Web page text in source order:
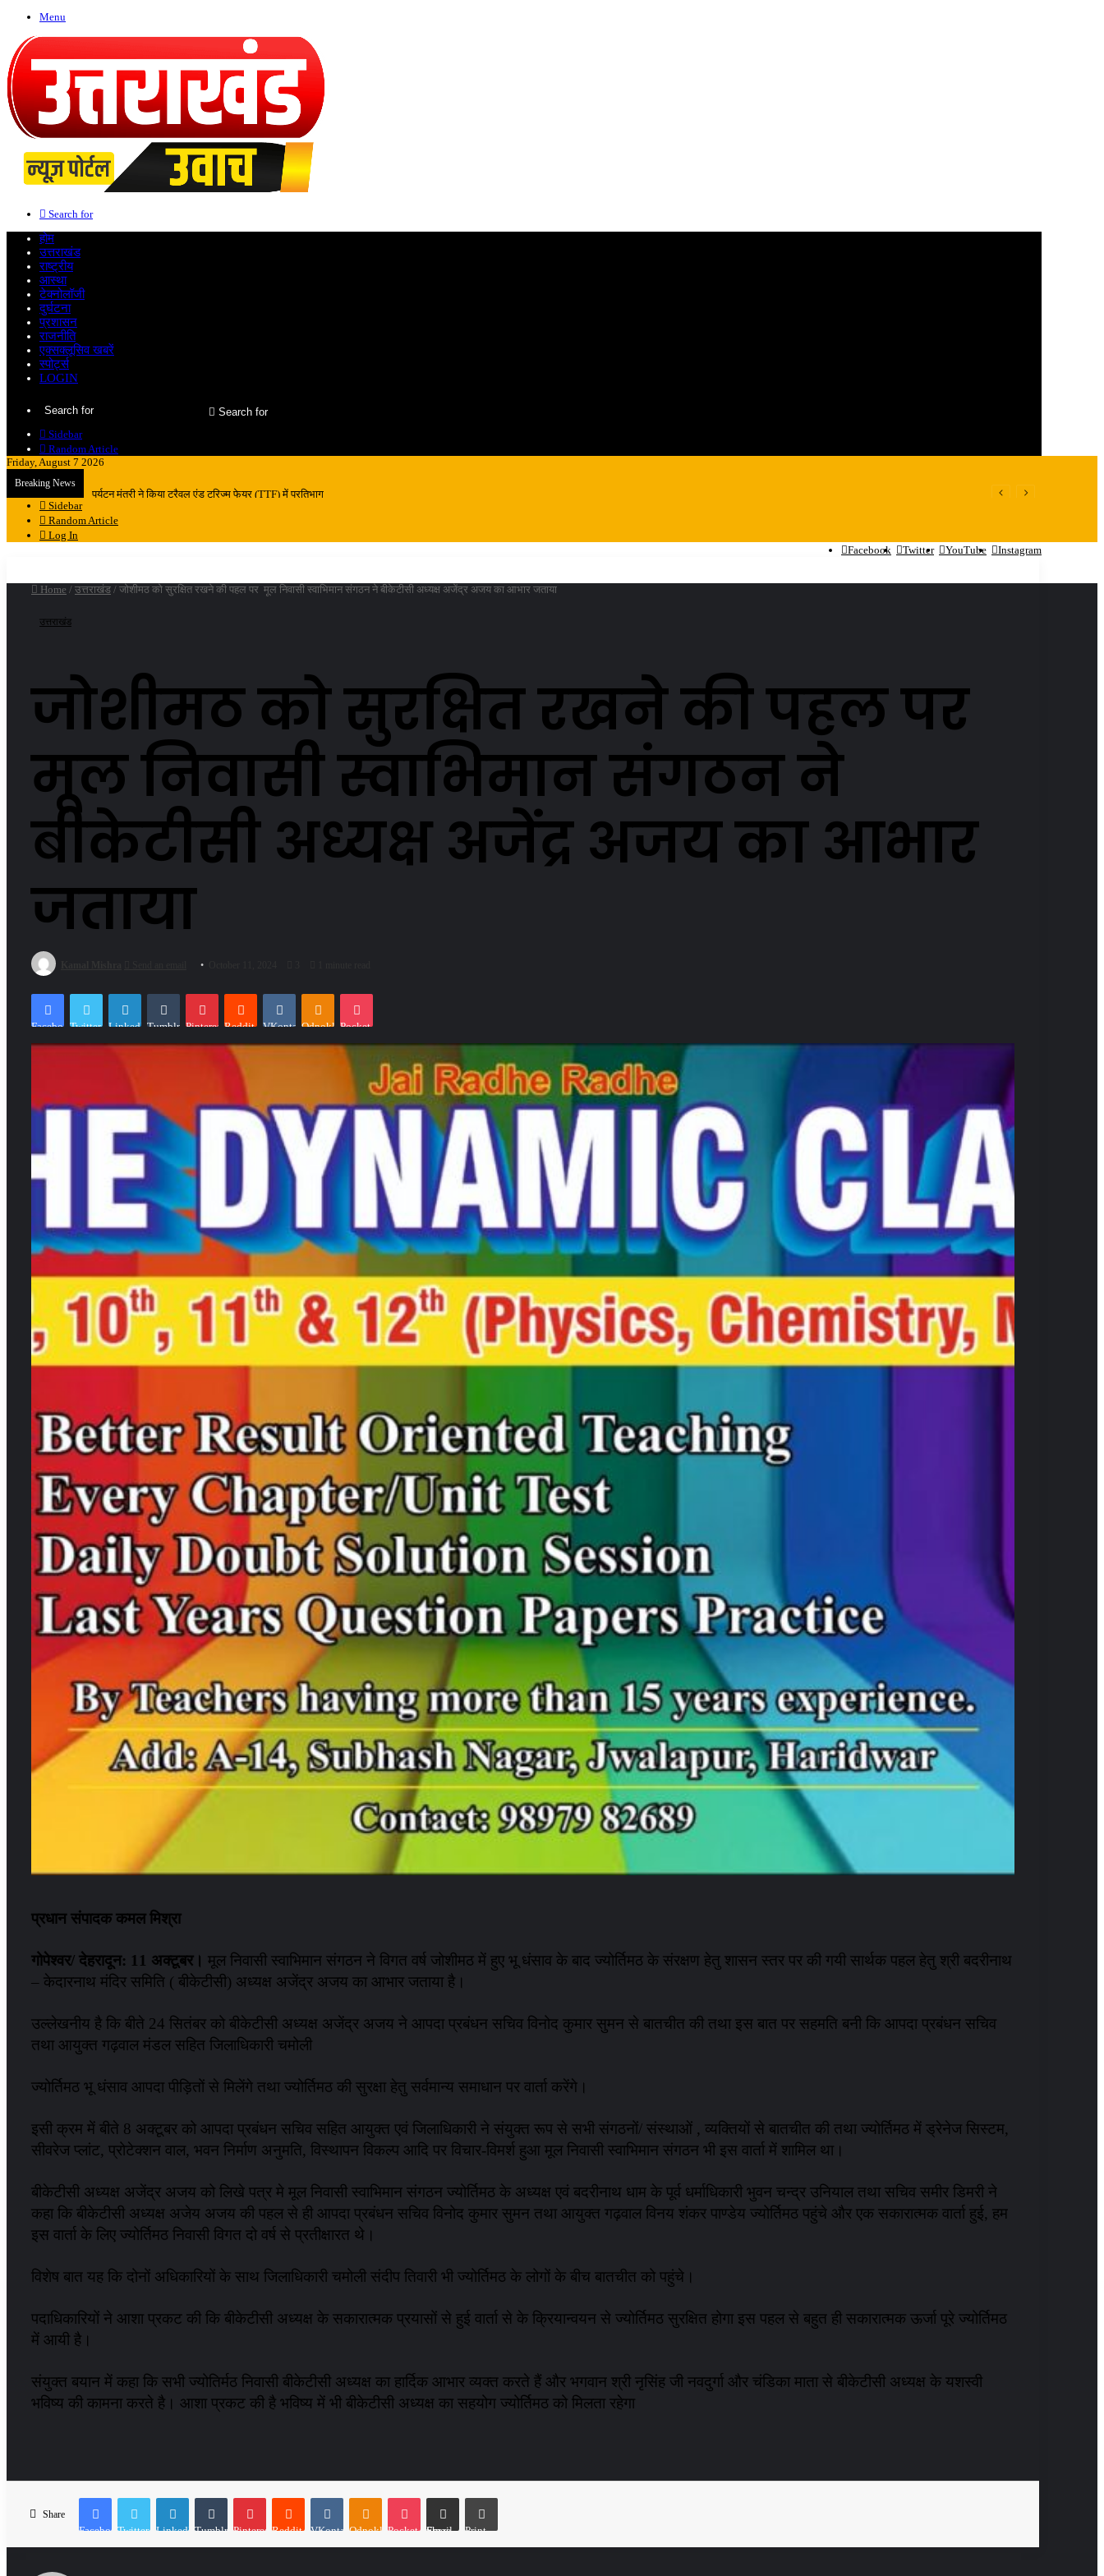
Menu
Search for
होम
उत्तराखंड
राष्ट्रीय
आस्था
टेक्नोलॉजी
दुर्घटना
प्रशासन
राजनीति
एक्सक्लूसिव खबरें
स्पोर्ट्स
LOGIN
Search for
Sidebar
Random Article
Friday, August 7 2026
Breaking News
महापौर शंभू पासवान के जन्मदिवस पर क्षेत्र में विकास की सौगात
Sidebar
Random Article
Log In
Instagram
YouTube
Twitter
Facebook
Home / उत्तराखंड / जोशीमठ को सुरक्षित रखने की पहल पर मूल निवासी स्वाभिमान संगठन ने बीकेटीसी अध्यक्ष अजेंद्र अजय का आभार जताया
उत्तराखंड
जोशीमठ को सुरक्षित रखने की पहल पर
मूल निवासी स्वाभिमान संगठन ने
बीकेटीसी अध्यक्ष अजेंद्र अजय का आभार
जताया
FacebookTwitter LinkedInTumblr Pinterest Reddit VKontakteOdnoklassniki
Pocket
प्रधान संपादक कमल मिश्रा
गोपेश्वर/ देहरादून: 11 अक्टूबर। मूल निवासी स्वाभिमान संगठन ने विगत वर्ष जोशीमठ में हुए भू धंसाव के बाद ज्योर्तिमठ के संरक्षण हेतु शासन स्तर पर की गयी सार्थक पहल हेतु श्री बदरीनाथ
– केदारनाथ मंदिर समिति ( बीकेटीसी) अध्यक्ष अजेंद्र अजय का आभार जताया है।
उल्लेखनीय है कि बीते 24 सितंबर को बीकेटीसी अध्यक्ष अजेंद्र अजय ने आपदा प्रबंधन सचिव विनोद कुमार सुमन से बातचीत की तथा इस बात पर सहमति बनी कि आपदा प्रबंधन सचिव
तथा आयुक्त गढ़वाल मंडल सहित जिलाधिकारी चमोली
ज्योर्तिमठ भू धंसाव आपदा पीड़ितों से मिलेंगे तथा ज्योर्तिमठ की सुरक्षा हेतु सर्वमान्य समाधान पर वार्ता करेंगे।
इसी क्रम में बीते 8 अक्टूबर को आपदा प्रबंधन सचिव सहित आयुक्त एवं जिलाधिकारी ने संयुक्त रूप से सभी संगठनों/ संस्थाओं , व्यक्तियों से बातचीत की तथा ज्योर्तिमठ में ड्रेनेज सिस्टम,
सीवरेज प्लांट, प्रोटेक्शन वाल, भवन निर्माण अनुमति, विस्थापन विकल्प आदि पर विचार-विमर्श हुआ मूल निवासी स्वाभिमान संगठन भी इस वार्ता में शामिल था।
बीकेटीसी अध्यक्ष अजेंद्र अजय को लिखे पत्र मे मूल निवासी स्वाभिमान संगठन ज्योर्तिमठ के अध्यक्ष एवं बदरीनाथ धाम के पूर्व धर्माधिकारी भुवन चन्द्र उनियाल तथा सचिव समीर डिमरी ने
कहा कि बीकेटीसी अध्यक्ष अजेय अजय की पहल से ही आपदा प्रबंधन सचिव विनोद कुमार सुमन तथा आयुक्त गढ़वाल विनय शंकर पाण्डेय ज्योर्तिमठ पहुंचे और एक सकारात्मक वार्ता हुई, हम
इस वार्ता के लिए ज्योर्तिमठ निवासी विगत दो वर्ष से प्रतीक्षारत थे।
विशेष बात यह कि दोनों अधिकारियों के साथ जिलाधिकारी चमोली संदीप तिवारी भी ज्योर्तिमठ के लोगों के बीच बातचीत को पहुंचे।
पदाधिकारियों ने आशा प्रकट की कि बीकेटीसी अध्यक्ष के सकारात्मक प्रयासों से हुई वार्ता से के क्रियान्वयन से ज्योर्तिमठ सुरक्षित होगा इस पहल से बहुत ही सकारात्मक ऊर्जा पूरे ज्योर्तिमठ
में आयी है।
संयुक्त बयान में कहा कि सभी ज्योतिर्मठ निवासी बीकेटीसी अध्यक्ष का हार्दिक आभार व्यक्त करते हैं और भगवान श्री नृसिंह जी नवदुर्गा और चंडिका माता से बीकेटीसी अध्यक्ष के यशस्वी
भविष्य की कामना करते है। आशा प्रकट की है भविष्य में भी बीकेटीसी अध्यक्ष का सहयोग ज्योर्तिमठ को मिलता रहेगा
Share
FacebookTwitter LinkedInTumblr Pinterest Reddit VKontakteOdnoklassniki
Pocket Share via Email Print